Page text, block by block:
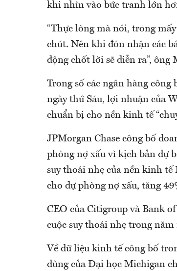
khi nhìn vào bức tranh lớn
“Thực lòng mà nói, trong
chút. Nên khi đón nhận các
động chốt lời sẽ diễn ra”, ông
Trong số các ngân hàng
ngày thứ Sáu, lợi nhuận của
chuẩn bị cho nền kinh tế
JPMorgan Chase công bố
phòng nợ xấu vì kịch bản dự
suy thoái nhẹ của nền kinh tế
cho dự phòng nợ xấu, tăng
CEO của Citigroup và Bank
cuộc suy thoái nhẹ trong năm
Về dữ liệu kinh tế công bố
dùng của Đại học Michigan